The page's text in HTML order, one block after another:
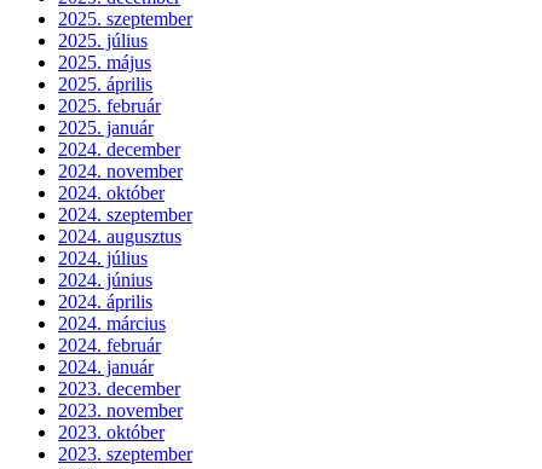
2025. szeptember
2025. július
2025. május
2025. április
2025. február
2025. január
2024. december
2024. november
2024. október
2024. szeptember
2024. augusztus
2024. július
2024. június
2024. április
2024. március
2024. február
2024. január
2023. december
2023. november
2023. október
2023. szeptember